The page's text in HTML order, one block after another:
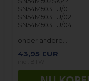
SN54M503EU/01
SN54M503EU/02
SN54M503EU/04
onder andere…
43,95 EUR